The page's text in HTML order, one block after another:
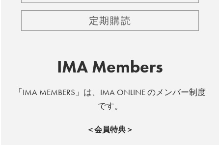
定期購読
IMA Members
「IMA MEMBERS」は、IMA ONLINE のメンバー制度
です。
＜会員特典＞